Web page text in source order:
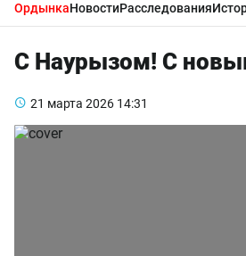
ОрдынкаНовостиРасследования
С Наурызом! С
21 марта 2026 14:31